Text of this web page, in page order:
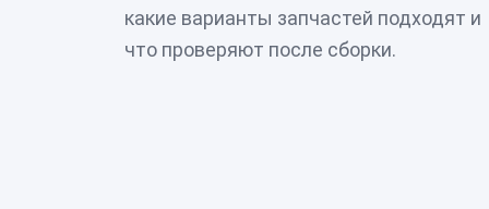
какие варианты запчастей подходят и
что проверяют после сборки.